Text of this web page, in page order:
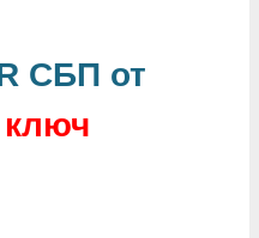
СБП от